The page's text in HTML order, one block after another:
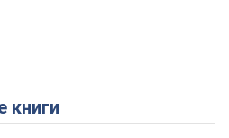
книги